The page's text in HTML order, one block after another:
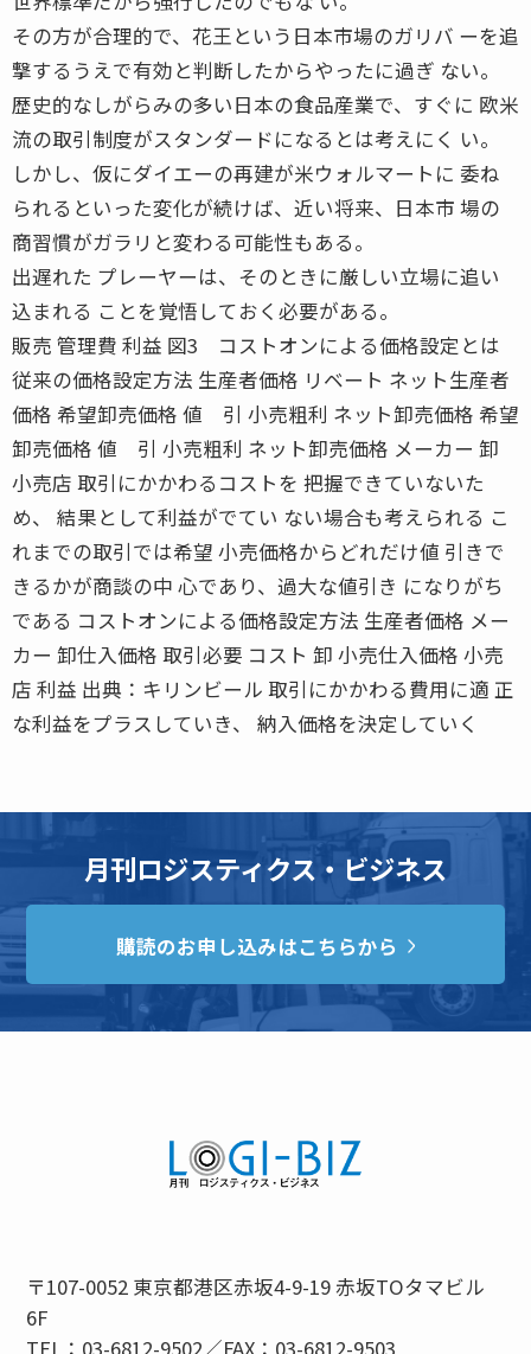
その方が合理的で、花王という日本市場のガリバ ーを追
撃するうえで有効と判断したからやったに過ぎ ない。
歴史的なしがらみの多い日本の食品産業で、すぐに 欧米
流の取引制度がスタンダードになるとは考えにく い。
しかし、仮にダイエーの再建が米ウォルマートに 委ね
られるといった変化が続けば、近い将来、日本市 場の
商習慣がガラリと変わる可能性もある。
出遅れた プレーヤーは、そのときに厳しい立場に追い
込まれる ことを覚悟しておく必要がある。
販売 管理費 利益 図3 コストオンによる価格設定とは
従来の価格設定方法 生産者価格 リベート ネット生産者
価格 希望卸売価格 値 引 小売粗利 ネット卸売価格 希望
卸売価格 値 引 小売粗利 ネット卸売価格 メーカー 卸
小売店 取引にかかわるコストを 把握できていないた
め、 結果として利益がでてい ない場合も考えられる こ
れまでの取引では希望 小売価格からどれだけ値 引きで
きるかが商談の中 心であり、過大な値引き になりがち
である コストオンによる価格設定方法 生産者価格 メー
カー 卸仕入価格 取引必要 コスト 卸 小売仕入価格 小売
店 利益 出典：キリンビール 取引にかかわる費用に適 正
な利益をプラスしていき、 納入価格を決定していく
月刊ロジスティクス・ビジネス
購読のお申し込みはこちらから
〒107-0052 東京都港区赤坂4-9-19 赤坂TOタマビル
6F
TEL：03-6812-9502／FAX：03-6812-9503